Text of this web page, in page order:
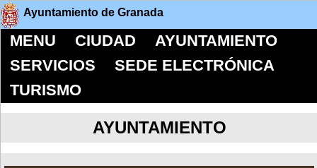
Ayuntamiento de Granada
MENU CIUDAD
AYUNTAMIENTO
SERVICIOS
SEDE ELECTRÓNICA
TURISMO
AYUNTAMIENTO